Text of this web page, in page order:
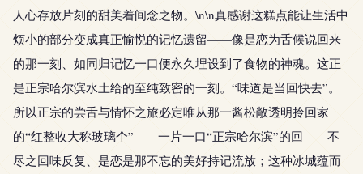
人心存放片刻的甜美着间念之物。\n\n真感谢这糕点能让生活中
烦小的部分变成真正愉悦的记忆遗留——像是恋为舌候说回来
的那一刻、如同归记忆一口便永久埋设到了食物的神魂。这正
是正宗哈尔滨水土给的至纯致密的一刻。“味道是当回快去”。
所以正宗的尝舌与情怀之旅必定唯从那一酱松敞透明拎回家
的“红整收大称玻璃个”——一片一口“正宗哈尔滨”的回——不
尽之回味反复、是恋是那不忘的美好持记流放；这种冰城蕴而